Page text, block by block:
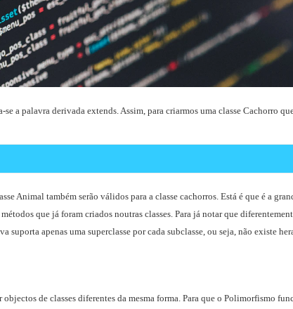
se a palavra derivada extends. Assim, para criarmos uma classe Cachorro
Animal também serão válidos para a classe cachorros. Está é que é a
que já foram criados noutras classes. Para já notar que
suporta apenas uma superclasse por cada subclasse, ou seja, não existe
de classes diferentes da mesma forma. Para que o Polimorfismo